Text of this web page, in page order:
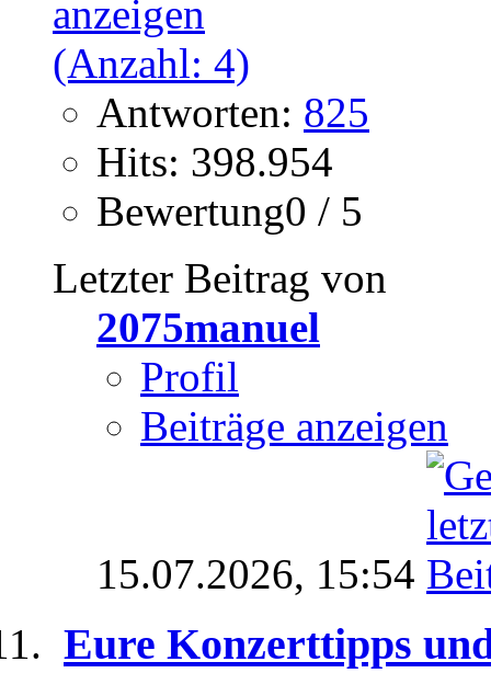
Antworten: 825
Hits: 398.954
Bewertung0 / 5
Letzter Beitrag von
2075manuel
Profil
Beiträge anzeigen
15.07.2026, 15:54
Eure Konzerttipps